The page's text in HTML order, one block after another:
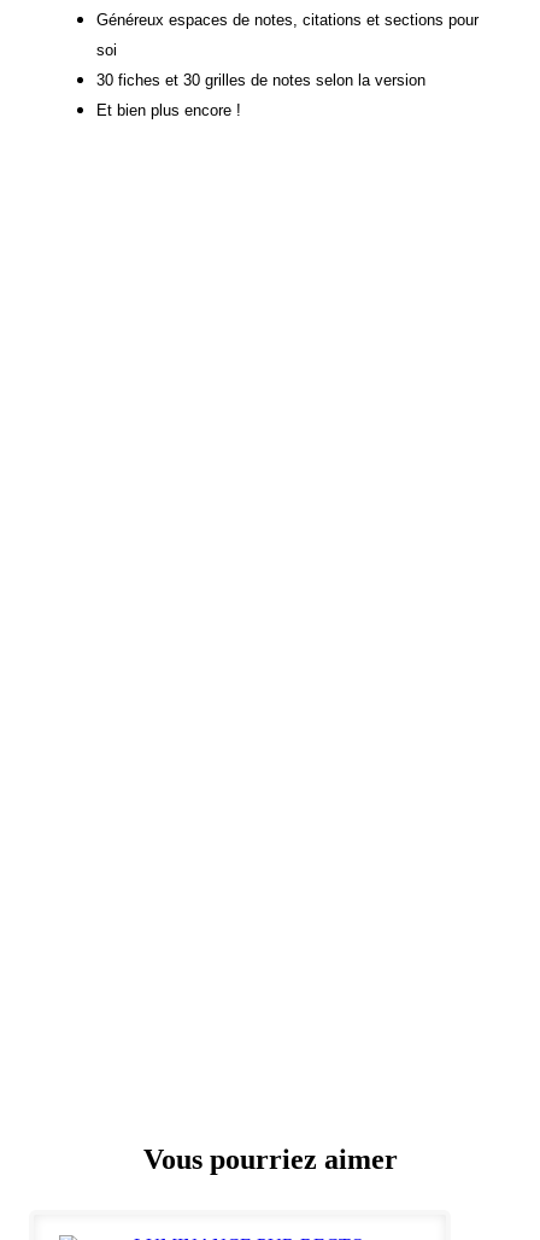
Généreux espaces de notes, citations et sections pour
soi
30 fiches et 30 grilles de notes selon la version
Et bien plus encore !
Vous pourriez aimer